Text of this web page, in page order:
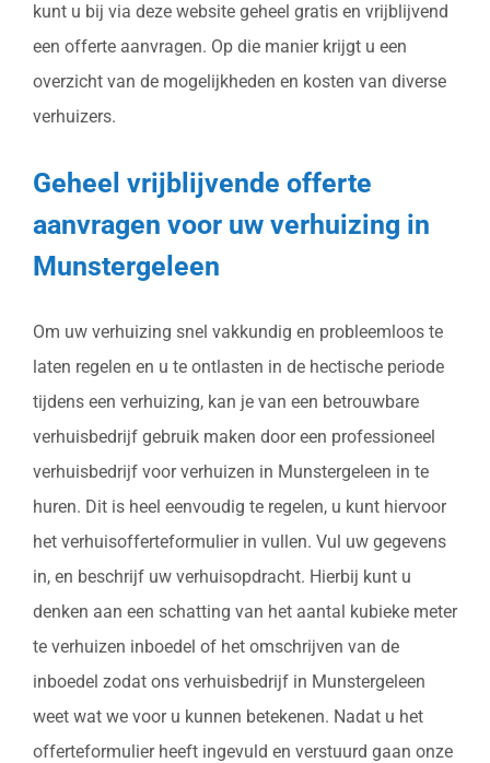
kunt u bij via deze website geheel gratis en vrijblijvend
een offerte aanvragen. Op die manier krijgt u een
overzicht van de mogelijkheden en kosten van diverse
verhuizers.
Geheel vrijblijvende offerte
aanvragen voor uw verhuizing in
Munstergeleen
Om uw verhuizing snel vakkundig en probleemloos te
laten regelen en u te ontlasten in de hectische periode
tijdens een verhuizing, kan je van een betrouwbare
verhuisbedrijf gebruik maken door een professioneel
verhuisbedrijf voor verhuizen in Munstergeleen in te
huren. Dit is heel eenvoudig te regelen, u kunt hiervoor
het verhuisofferteformulier in vullen. Vul uw gegevens
in, en beschrijf uw verhuisopdracht. Hierbij kunt u
denken aan een schatting van het aantal kubieke meter
te verhuizen inboedel of het omschrijven van de
inboedel zodat ons verhuisbedrijf in Munstergeleen
weet wat we voor u kunnen betekenen. Nadat u het
offerteformulier heeft ingevuld en verstuurd gaan onze